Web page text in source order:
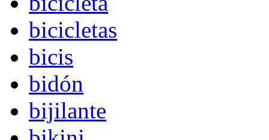
bicicletas
bicis
bidón
bijilante